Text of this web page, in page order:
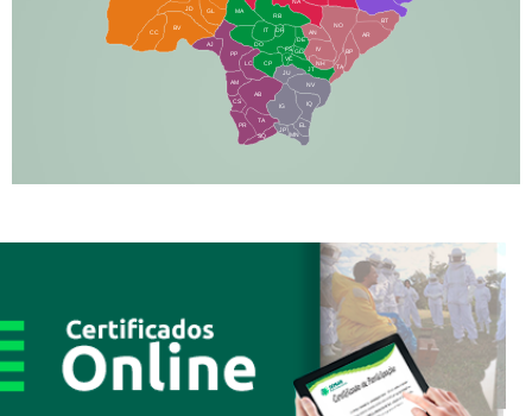
BT
AR
TA
NH
JT
RB
MA
IT
DR
DO
CP
JU
NV
IQ
EL
JD
BV
CC
PP
AJ
LC
AM
AB
JP
CS
PR
TA
SQ
IG
MN
NO
BP
GL
AN
IV
FS
VC
GD
DE